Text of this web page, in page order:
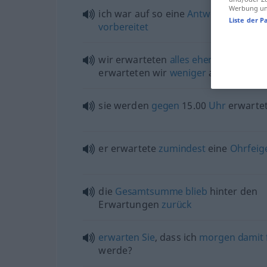
ich war auf so eineAntwort nicht
vorbereitet
wir erwarteten alles eher
erwarteten wir weniger als
sie werden gegen 15.00 Uhr erwartet
er erwartete zumindest eine
die Gesamtsumme blieb hinter den
Erwartungen zurück
erwarten Sie, dass ich morgen damit
werde?
Werbung
Liste der